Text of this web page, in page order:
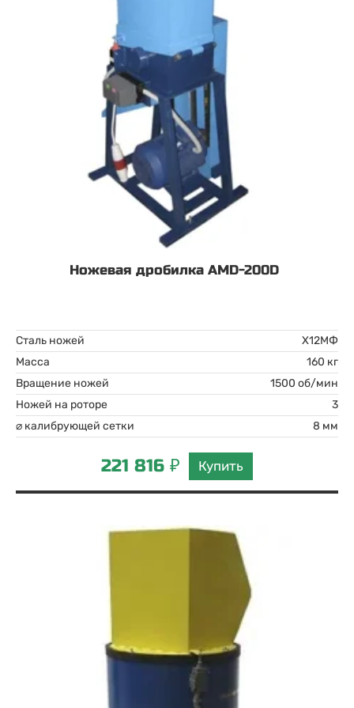
Ножевая дробилка AMD-200D
Сталь ножей
Х12МФ
Масса
160 кг
Вращение ножей
1500 об/мин
Ножей на роторе
3
⌀ калибрующей сетки
8 мм
221 816 ₽ Купить